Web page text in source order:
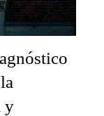
y